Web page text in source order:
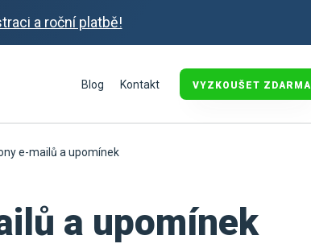
a roční platbě!
Blog
Kontakt VYZKOUŠET ZDARMA
e-mailů a upomínek
a upomínek